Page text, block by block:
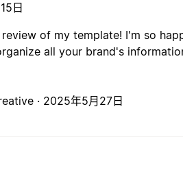
日
of my template! I'm so
all your brand's
· 2025年5月27日